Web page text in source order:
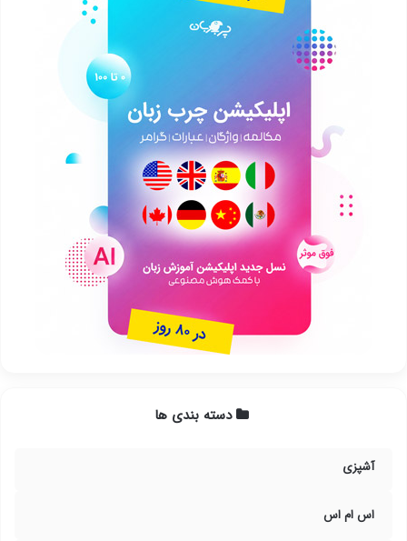
دسته بندی ها
آشپزی
اس ام اس